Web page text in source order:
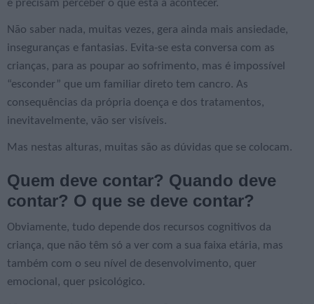
e precisam perceber o que está a acontecer.
Não saber nada, muitas vezes, gera ainda mais ansiedade,
inseguranças e fantasias. Evita-se esta conversa com as
crianças, para as poupar ao sofrimento, mas é impossível
“esconder” que um familiar direto tem cancro. As
consequências da própria doença e dos tratamentos,
inevitavelmente, vão ser visíveis.
Mas nestas alturas, muitas são as dúvidas que se colocam.
Quem deve contar? Quando deve
contar? O que se deve contar?
Obviamente, tudo depende dos recursos cognitivos da
criança, que não têm só a ver com a sua faixa etária, mas
também com o seu nível de desenvolvimento, quer
emocional, quer psicológico.